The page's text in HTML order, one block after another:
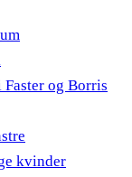
Faster og Borris
kvinder